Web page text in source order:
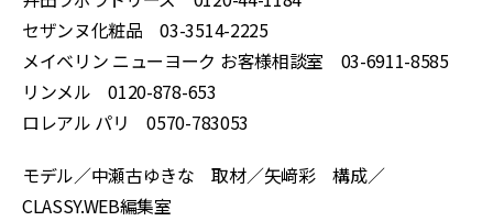
セザンヌ化粧品 03-3514-2225
メイベリン ニューヨーク お客様相談室 03-6911-8585
リンメル 0120-878-653
ロレアル パリ 0570-783053
モデル／中瀬古ゆきな 取材／矢﨑彩 構成／
CLASSY.WEB編集室